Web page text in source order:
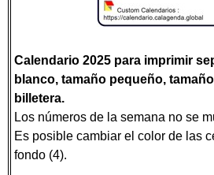
Calendario 2025 para imprimir
blanco, tamaño pequeño,
billetera.
Los números de la semana no se
Es posible cambiar el color de las
fondo (4).